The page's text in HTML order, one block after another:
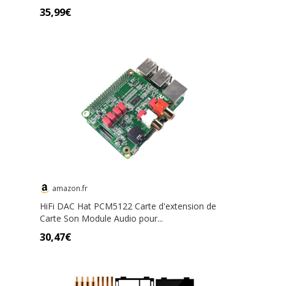
35,99€
amazon.fr
HiFi DAC Hat PCM5122 Carte d'extension de
Carte Son Module Audio pour...
30,47€